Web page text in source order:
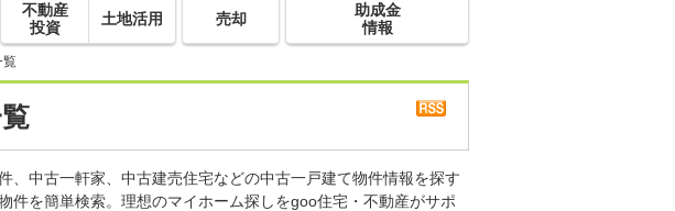
不動産
投資
土地活用 売却
助成金
情報
覧
中古一軒家、中古建売住宅などの中古一戸建て物件情報を探す
を簡単検索。理想のマイホーム探しをgoo住宅・不動産がサポ